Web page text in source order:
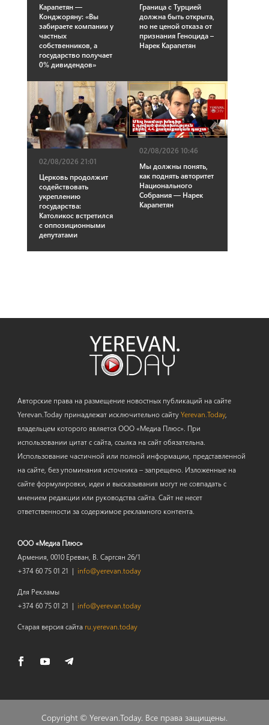
Карапетян —
Конджоряну: «Вы
забираете компании у
частных
собственников, а
государство получает
0% дивидендов»
Граница с Турцией
должна быть открыта,
но не ценой отказа от
признания Геноцида –
Нарек Карапетян
02/08/2026 21:01
Церковь продолжит
содействовать
укреплению
государства:
Католикос встретился
с оппозиционными
депутатами
02/08/2026 10:46
Мы должны понять,
как поднять авторитет
Национального
Собрания — Нарек
Карапетян
Авторские права на размещение новостных публикаций на сайте
Yerevan.Today принадлежат исключительно сайтуYerevan.Today,
владельцем которого является ООО «Медиа Плюс». При
использовании цитат с сайта, ссылка на сайт обязательна.
Использование частичной или полной информации, представленной
на сайте, без упоминания источника – запрещено. Изложенные на
сайте формулировки, идеи и высказывания могут не совпадать с
мнением редакции или руководства сайта. Сайт не несет
ответственности за содержимое рекламного контента.
ООО «Медиа Плюс»
Армения, 0010 Ереван, В. Саргсян 26/1
+374 60 75 01 21 | info@yerevan.today
Для Рекламы
+374 60 75 01 21 | info@yerevan.today
Старая версия сайта ru.yerevan.today
Copyright © Yerevan.Today. Все права защищены.